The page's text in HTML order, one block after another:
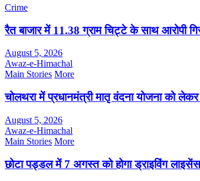
Crime
रैत बाजार में 11.38 ग्राम चिट्टे के साथ आरोपी
August 5, 2026
Awaz-e-Himachal
Main Stories More
चोलथरा में प्रधानमंत्री मातृ वंदना योजना को
August 5, 2026
Awaz-e-Himachal
Main Stories More
छोटा पड्डल में 7 अगस्त को होगा ड्राइविंग